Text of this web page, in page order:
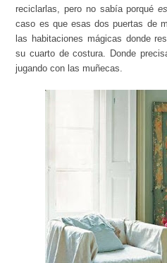
reciclarlas, pero no sabía porqué
caso es que esas dos puertas de
las habitaciones mágicas donde
su cuarto de costura. Donde
jugando con las muñecas.